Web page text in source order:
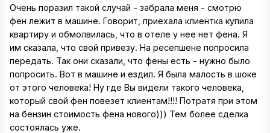
Очень поразил такой случай - забрала меня - смотрю
фен лежит в машине. Говорит, приехала клиентка купила
квартиру и обмолвилась, что в отеле у нее нет фена. Я
им сказала, что свой привезу. На ресепшене попросила
передать. Так они сказали, что фены есть - нужно было
попросить. Вот в машине и ездил. Я была малость в шоке
от этого человека! Ну где Вы видели такого человека,
который свой фен повезет клиентам!!!! Потратя при этом
на бензин стоимость фена нового))) Тем более сделка
состоялась уже.